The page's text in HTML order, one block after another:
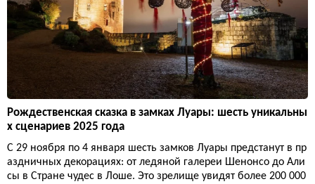
Рождественская сказка в замках Луары: шесть уникальны
х сценариев 2025 года
С 29 ноября по 4 января шесть замков Луары предстанут в пр
аздничных декорациях: от ледяной галереи Шенонсо до Али
сы в Стране чудес в Лоше. Это зрелище увидят более 200 000